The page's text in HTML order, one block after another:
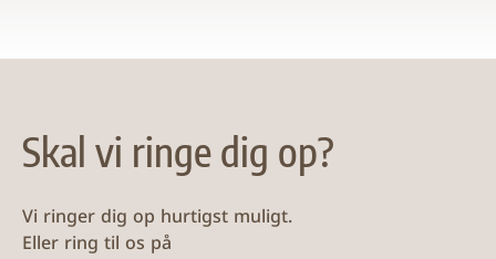
Skal vi ringe dig op?
Vi ringer dig op hurtigst muligt.
Eller ring til os på